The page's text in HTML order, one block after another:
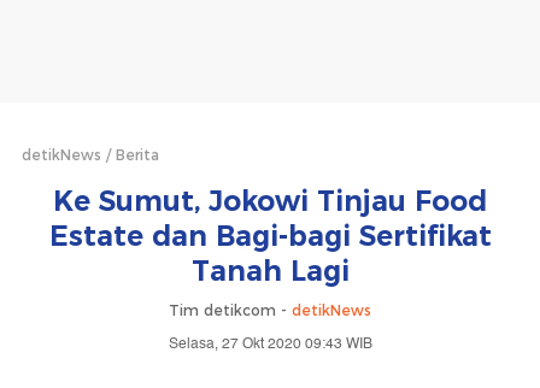
detikNews Berita
Ke Sumut, Jokowi Tinjau Food
Estate dan Bagi-bagi Sertifikat
Tanah Lagi
Tim detikcom - detikNews
Selasa, 27 Okt 2020 09:43 WIB